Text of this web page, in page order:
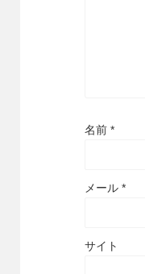
名前 *
メール *
サイト